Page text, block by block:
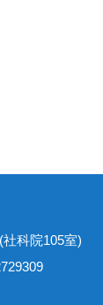
科院105室)